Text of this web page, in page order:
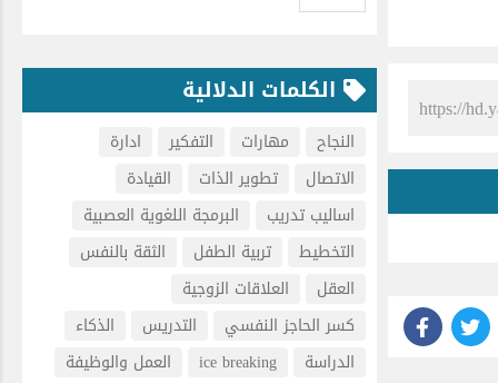
الكلمات الدلالية
النجاح مهارات التفكير
ادارة
الاتصال
تطوير الذات
القيادة
اساليب تدريب
البرمجة اللغوية العصبية
التخطيط
تربية الطفل
الثقة بالنفس
العقل
العلاقات الزوجية
كسر الحاجز النفسي
التدريس
الذكاء
الدراسة
ice breaking
العمل والوظيفة